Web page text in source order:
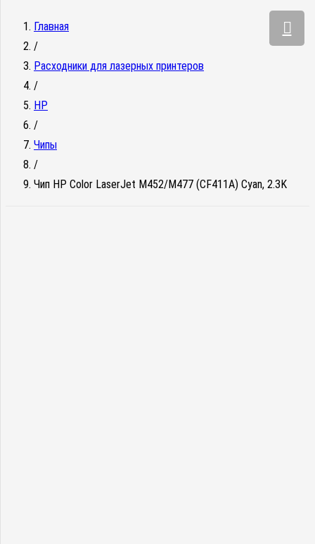
Главная
/
Расходники для лазерных принтеров
/
HP
/
Чипы
/
Чип HP Color LaserJet M452/M477 (CF411A) Cyan, 2.3K